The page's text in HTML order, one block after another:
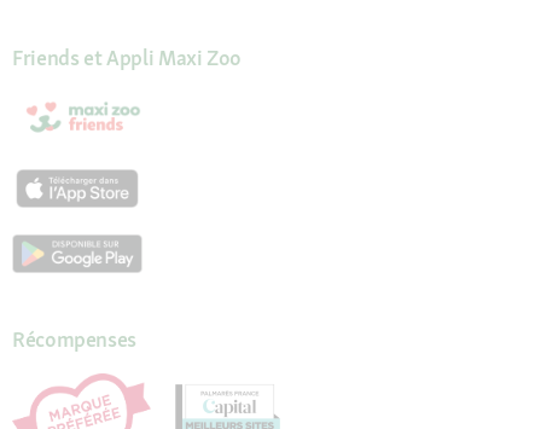
Friends et Appli Maxi Zoo
Récompenses